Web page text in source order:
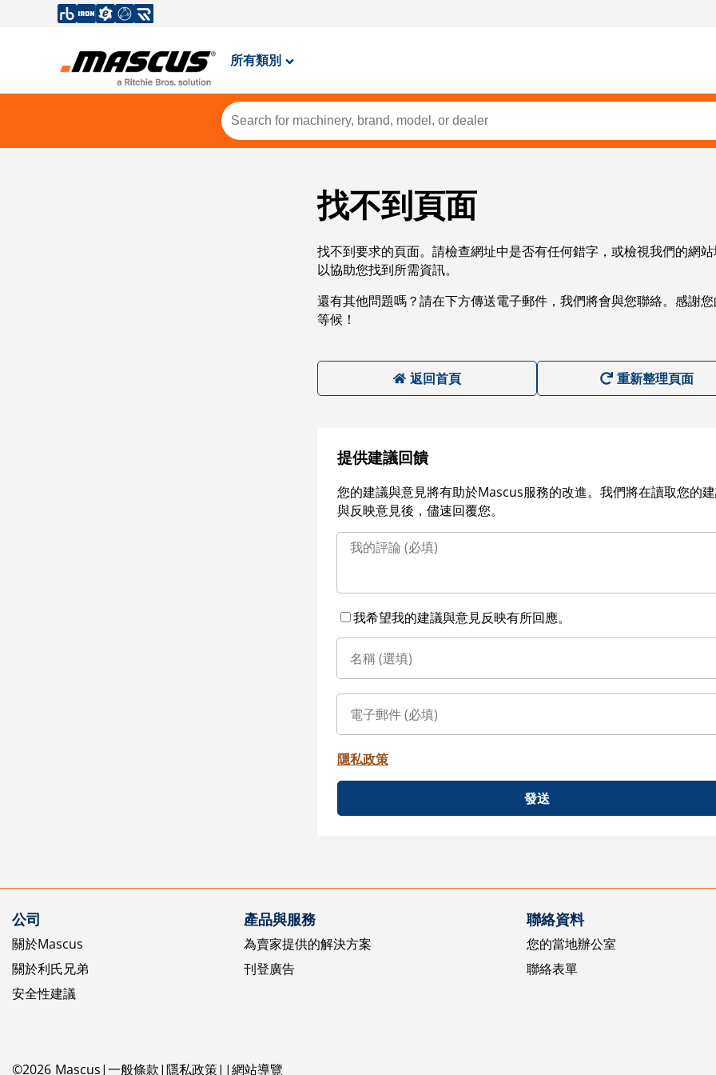
所有類別
找不到頁面
找不到要求的頁面。請檢查網址中是否有任何錯字，或檢視我們的網
以協助您找到所需資訊。
還有其他問題嗎？請在下方傳送電子郵件，我們將會與您聯絡。感謝
等候！
返回首頁 重新整理頁面
提供建議回饋
您的建議與意見將有助於Mascus服務的改進。我們將在讀取您的
與反映意見後，儘速回覆您。
我希望我的建議與意見反映有所回應。
隱私政策
發送
公司
關於Mascus
關於利氏兄弟
安全性建議
產品與服務
為賣家提供的解決方案
刊登廣告
聯絡資料
您的當地辦公室
聯絡表單
©2026 Mascus 一般條款 隱私政策 網站導覽